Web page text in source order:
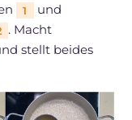
1
und
. Macht
stellt beides